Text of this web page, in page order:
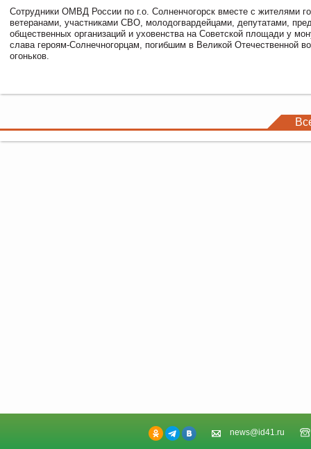
Сотрудники ОМВД России по г.о. Солненчогорск вместе с жителями
ветеранами, участниками СВО, молодогвардейцами, депутатами,
общественных организаций и уховенства на Советской площади у
слава героям-Солнечногорцам, погибшим в Великой Отечественной
огоньков.
news@id41.ru